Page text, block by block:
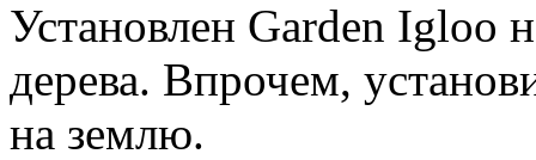
Установлен Garden Igloo
дерева. Впрочем,
на землю.